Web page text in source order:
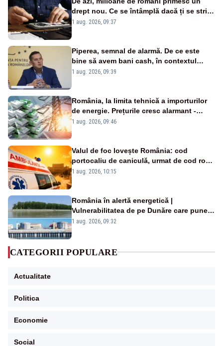
drept nou. Ce se întâmplă dacă ți se strică
un produs
1 aug. 2026, 09:37
Piperea, semnal de alarmă. De ce este
bine să avem bani cash, în contextul
alertei energetice?
1 aug. 2026, 09:39
România, la limita tehnică a importurilor
de energie. Prețurile cresc alarmant -
Analiză Realitatea Plus
1 aug. 2026, 09:46
Valul de foc lovește România: cod
portocaliu de caniculă, urmat de cod roșu
duminică. Temperaturile urcă spre 40°C
1 aug. 2026, 10:15
România în alertă energetică |
Vulnerabilitatea de pe Dunăre care pune
în pericol Centrala Cernavodă era
1 aug. 2026, 09:32
CATEGORII POPULARE
Actualitate
Politica
Economie
Social